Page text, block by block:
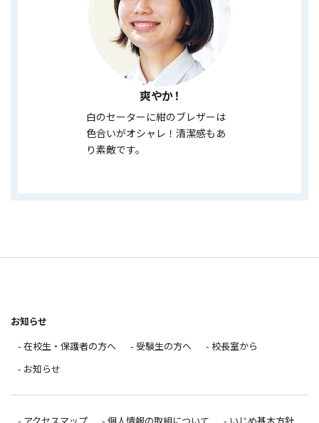
爽やか！
白のセーターに紺のブレザーは
色合いがオシャレ！清潔感もあ
り素敵です。
お知らせ
- 在校生・保護者の方へ
- 受験生の方へ
- 校長室から
- お知らせ